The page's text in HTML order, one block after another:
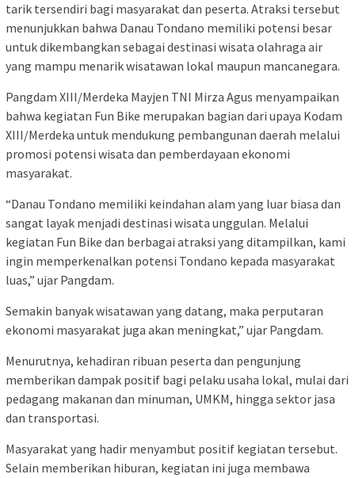
tarik tersendiri bagi masyarakat dan peserta. Atraksi tersebut
menunjukkan bahwa Danau Tondano memiliki potensi besar
untuk dikembangkan sebagai destinasi wisata olahraga air
yang mampu menarik wisatawan lokal maupun mancanegara.
Pangdam XIII/Merdeka Mayjen TNI Mirza Agus menyampaikan
bahwa kegiatan Fun Bike merupakan bagian dari upaya Kodam
XIII/Merdeka untuk mendukung pembangunan daerah melalui
promosi potensi wisata dan pemberdayaan ekonomi
masyarakat.
“Danau Tondano memiliki keindahan alam yang luar biasa dan
sangat layak menjadi destinasi wisata unggulan. Melalui
kegiatan Fun Bike dan berbagai atraksi yang ditampilkan, kami
ingin memperkenalkan potensi Tondano kepada masyarakat
luas,” ujar Pangdam.
Semakin banyak wisatawan yang datang, maka perputaran
ekonomi masyarakat juga akan meningkat,” ujar Pangdam.
Menurutnya, kehadiran ribuan peserta dan pengunjung
memberikan dampak positif bagi pelaku usaha lokal, mulai dari
pedagang makanan dan minuman, UMKM, hingga sektor jasa
dan transportasi.
Masyarakat yang hadir menyambut positif kegiatan tersebut.
Selain memberikan hiburan, kegiatan ini juga membawa